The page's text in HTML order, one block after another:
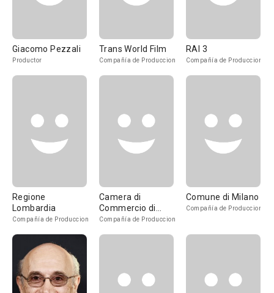
Giacomo Pezzali
Productor
Trans World Film
Compañía de Produccion
RAI 3
Compañía de Produccion
Regione
Lombardia
Compañía de Produccion
Camera di
Commercio di
Milano
Compañía de Produccion
Comune di Milano
Compañía de Produccion